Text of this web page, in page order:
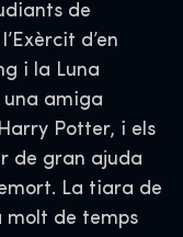
de
d’en
i la Luna
una amiga
Potter, i els
de gran ajuda
La tiara de
molt de temps